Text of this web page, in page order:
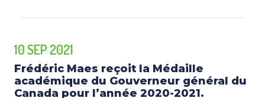
10 SEP 2021
Frédéric Maes reçoit la Médaille
académique du Gouverneur général du
Canada pour l’année 2020-2021.